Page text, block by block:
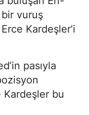
vuruş
Kardeşler’i
pasıyla
Kardeşler bu